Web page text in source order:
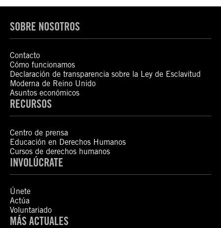
SOBRE NOSOTROS
Contacto
Cómo funcionamos
Declaración de transparencia sobre la Ley de Esclavitud
Moderna de Reino Unido
Asuntos económicos
RECURSOS
Centro de prensa
Educación en Derechos Humanos
Cursos de derechos humanos
INVOLÚCRATE
Únete
Actúa
Voluntariado
MÁS ACTUALES